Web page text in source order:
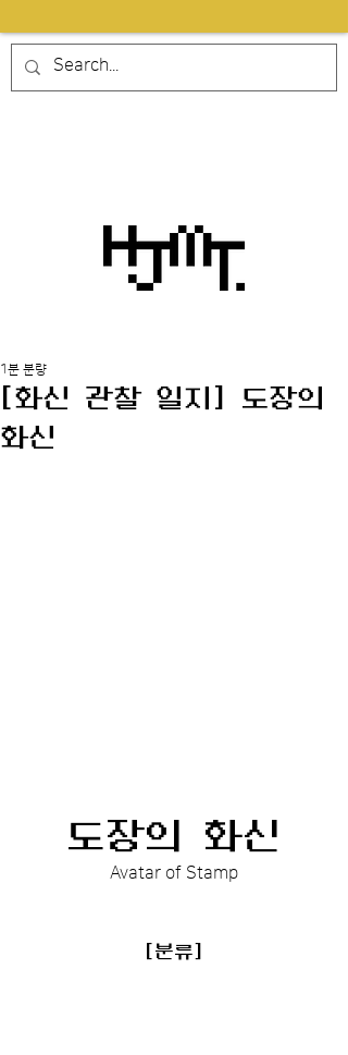
[화신 관찰 일지] 도장의
화신
1분 분량
도장의 화신
Avatar of Stamp
[분류]